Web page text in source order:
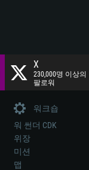
X
230,000명 이상의
팔로워
워크숍
워 썬더 CDK
위장
미션
맵